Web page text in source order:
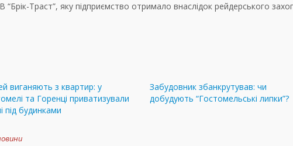
Траст”, яку підприємство отримало внаслідок рейдерського
виганяють з квартир: у
та Горенці приватизували
під будинками
Забудовник збанкрутував: чи
добудують “Гостомельські липки”?